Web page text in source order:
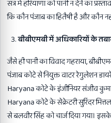
सत्र में हरियाणा को पानी न देने का
कि कौन पंजाब का हितैषी है और कौन
बीबीएमबी में अधिकारियों के
जैसे ही पानी का विवाद गहराया,
पंजाब कोटे से नियुक्त वाटर रेगुलेशन
Haryana कोटे के इंजीनियर संजीव
Haryana कोटे के सेक्रेटरी सुरिंदर
से बलवीर सिंह को चार्ज दिया गया।